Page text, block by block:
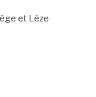
et Lèze